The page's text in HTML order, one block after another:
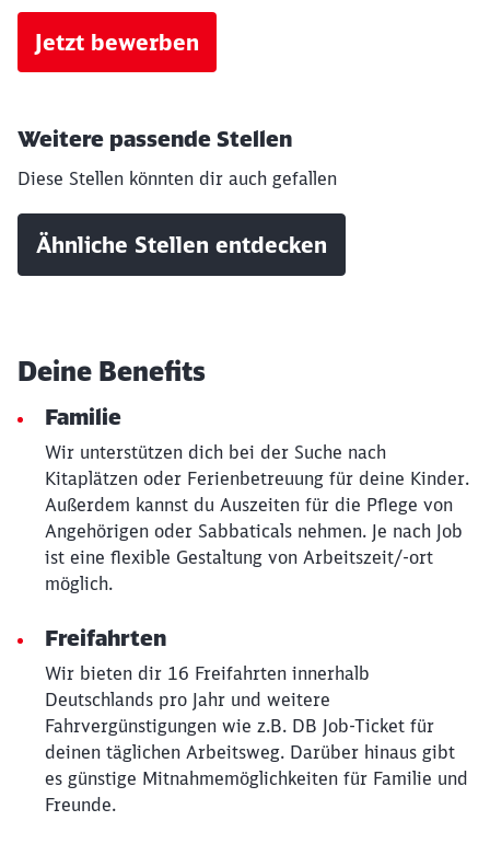
Jetzt bewerben
Weitere passende Stellen
Diese Stellen könnten dir auch gefallen
Ähnliche Stellen entdecken
Deine Benefits
Familie
Wir unterstützen dich bei der Suche nach
Kitaplätzen oder Ferienbetreuung für deine Kinder.
Außerdem kannst du Auszeiten für die Pflege von
Angehörigen oder Sabbaticals nehmen. Je nach Job
ist eine flexible Gestaltung von Arbeitszeit/-ort
möglich.
Freifahrten
Wir bieten dir 16 Freifahrten innerhalb
Deutschlands pro Jahr und weitere
Fahrvergünstigungen wie z.B. DB Job-Ticket für
deinen täglichen Arbeitsweg. Darüber hinaus gibt
es günstige Mitnahmemöglichkeiten für Familie und
Freunde.
werden?